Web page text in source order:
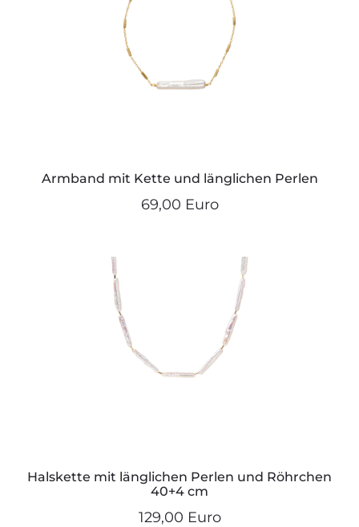
Armband mit Kette und länglichen Perlen
69,00 Euro
Halskette mit länglichen Perlen und Röhrchen
40+4 cm
129,00 Euro